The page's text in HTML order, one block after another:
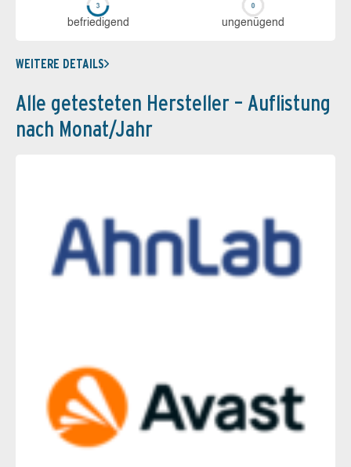
be­frie­di­gend un­ge­nü­gend
WEITERE DETAILS
Alle getesteten Hersteller – Auflistung
nach Monat/Jahr